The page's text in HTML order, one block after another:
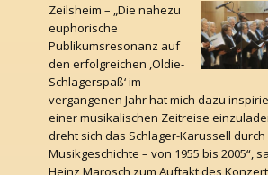
Zeilsheim – „Die nahezu
euphorische
Publikumsresonanz auf
den erfolgreichen ,Oldie-
Schlagerspaß‘ im
vergangenen Jahr hat mich dazu
einer musikalischen Zeitreise
dreht sich das Schlager-Karussell durch
Musikgeschichte – von 1955 bis 2005“,
Heinz Marosch zum Auftakt des